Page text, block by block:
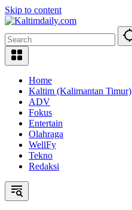
Skip to content
Home
Kaltim (Kalimantan Timur)
ADV
Fokus
Entertain
Olahraga
WellFy
Tekno
Redaksi